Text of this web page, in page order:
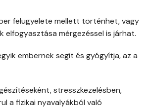
felügyelete mellett történhet, vagy
elfogyasztása mérgezéssel is járhat.
embernek segít és gyógyítja, az a
stresszkezelésben,
a fizikai nyavalyákból való